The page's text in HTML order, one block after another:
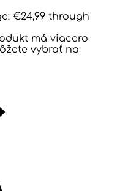
€24,99 through
má viacero
vybrať na